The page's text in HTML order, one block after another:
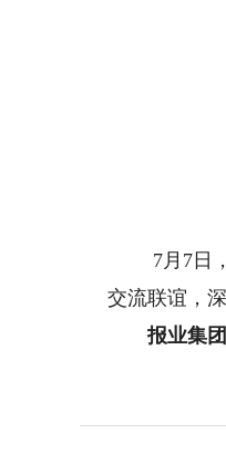
7月7日，
交流联谊，
报业集团